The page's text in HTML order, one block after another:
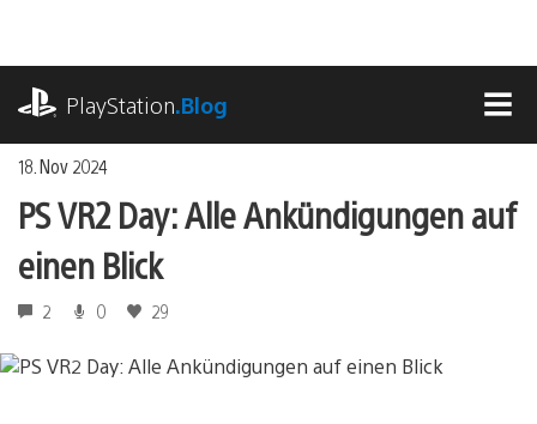
springen
PlayStation.Blog
18. Nov 2024
PS VR2 Day: Alle Ankündigungen auf
einen Blick
2 0 29